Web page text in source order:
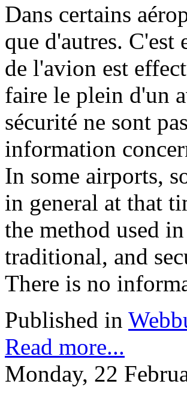
Dans certains
que d'autres. C'est
de l'avion est
faire le plein d'un
sécurité ne sont
information
In some airports,
in general at that
the method used
traditional, and
There is no
Published in
Read more...
Monday, 22